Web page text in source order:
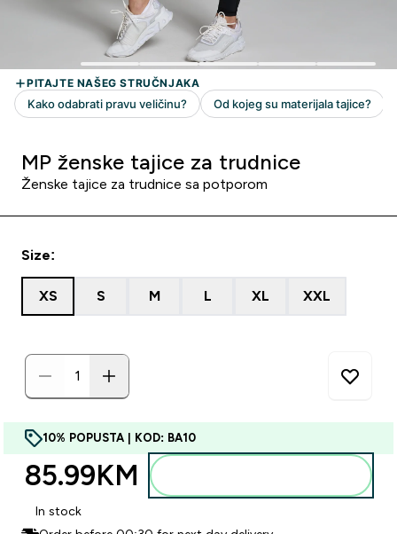
MP ženske tajice za trudnice
Ženske tajice za trudnice sa potporom
Size:
XS S M L XL XXL
10% POPUSTA | KOD: BA10
85.99KM‎
In stock